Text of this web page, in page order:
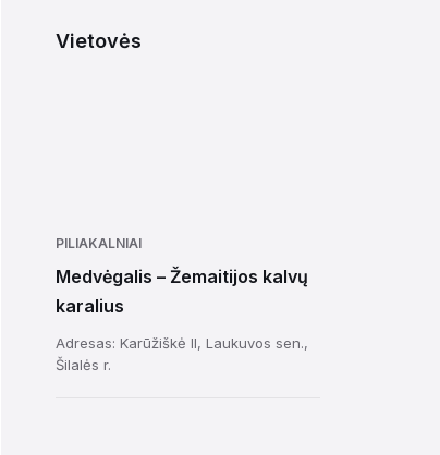
Vietovės
PILIAKALNIAI
Medvėgalis – Žemaitijos kalvų
karalius
Adresas: Karūžiškė II, Laukuvos sen.,
Šilalės r.